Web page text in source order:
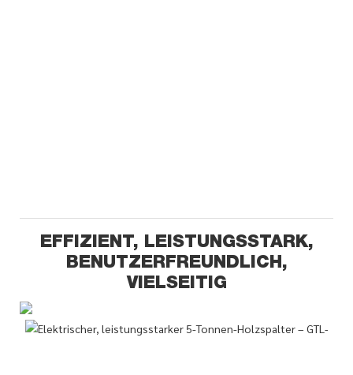
EFFIZIENT, LEISTUNGSSTARK,
BENUTZERFREUNDLICH,
VIELSEITIG